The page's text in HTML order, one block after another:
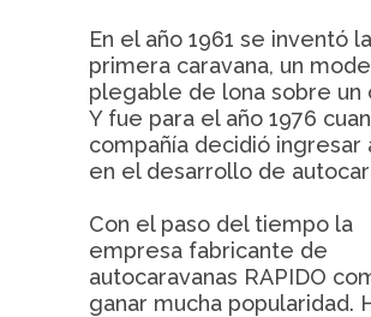
En el año 1961 se inventó la
primera caravana, un
plegable de lona sobre un
Y fue para el año 1976
compañía decidió ingresar
en el desarrollo de
Con el paso del tiempo la
empresa fabricante de
autocaravanas RAPIDO
ganar mucha popularidad.